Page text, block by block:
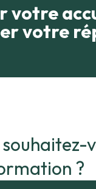
votre
votre
?